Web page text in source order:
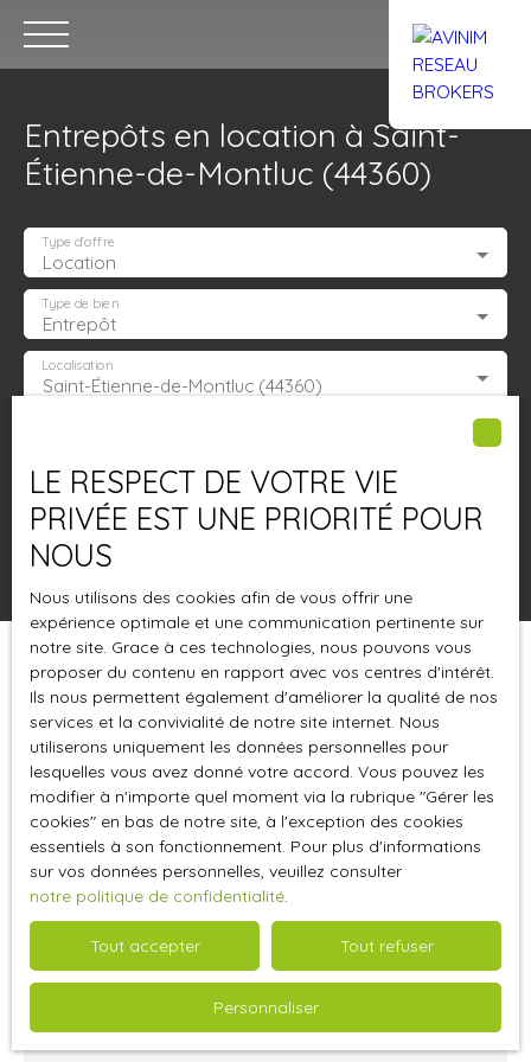
Accueil Acheter Trouver un
Estimation
Entrepôts en location à Saint-
Étienne-de-Montluc (44360)
Location
Type d'offre
Entrepôt
Type de bien
Saint-Étienne-de-Montluc (44360)
Localisation
Surface min (m²)
Pertinence
Trier par Créer une alerte
€ /mois HT HC
LE RESPECT DE VOTRE VIE
PRIVÉE EST UNE PRIORITÉ POUR
NOUS
Nous utilisons des cookies afin de vous offrir une
expérience optimale et une communication pertinente sur
notre site. Grace à ces technologies, nous pouvons vous
proposer du contenu en rapport avec vos centres d'intérêt.
Ils nous permettent également d'améliorer la qualité de nos
services et la convivialité de notre site internet. Nous
utiliserons uniquement les données personnelles pour
lesquelles vous avez donné votre accord. Vous pouvez les
modifier à n'importe quel moment via la rubrique ″Gérer les
cookies″ en bas de notre site, à l'exception des cookies
essentiels à son fonctionnement. Pour plus d'informations
sur vos données personnelles, veuillez consulter
notre politique de confidentialité.
Tout accepter Tout refuser
Personnaliser